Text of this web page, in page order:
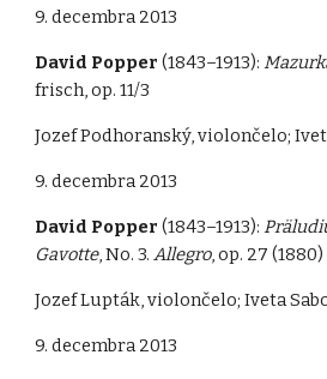
9. decembra 2013
David Popper (1843–1913):
frisch, op. 11/3
Jozef Podhoranský, violončelo;
9. decembra 2013
David Popper (1843–1913):
Gavotte, No. 3.Allegro, op. 27 (1880)
Jozef Lupták, violončelo; Iveta
9. decembra 2013